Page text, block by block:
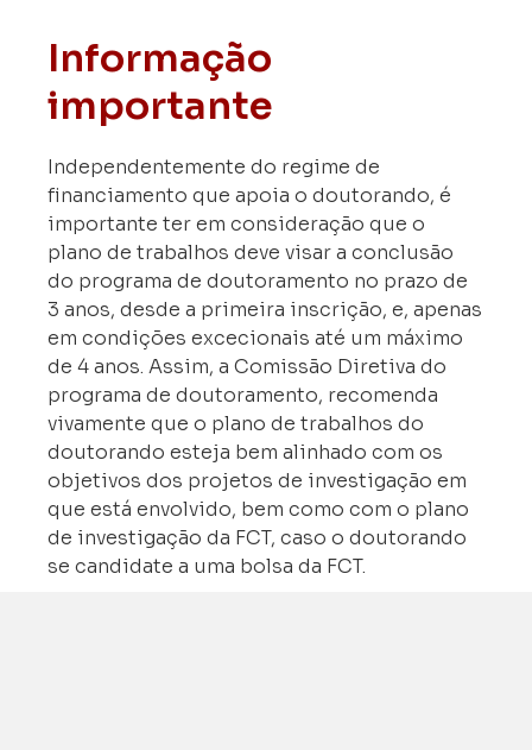
Informação
importante
Independentemente do regime de
financiamento que apoia o doutorando, é
importante ter em consideração que o
plano de trabalhos deve visar a conclusão
do programa de doutoramento no prazo de
3 anos, desde a primeira inscrição, e, apenas
em condições excecionais até um máximo
de 4 anos. Assim, a Comissão Diretiva do
programa de doutoramento, recomenda
vivamente que o plano de trabalhos do
doutorando esteja bem alinhado com os
objetivos dos projetos de investigação em
que está envolvido, bem como com o plano
de investigação da FCT, caso o doutorando
se candidate a uma bolsa da FCT.